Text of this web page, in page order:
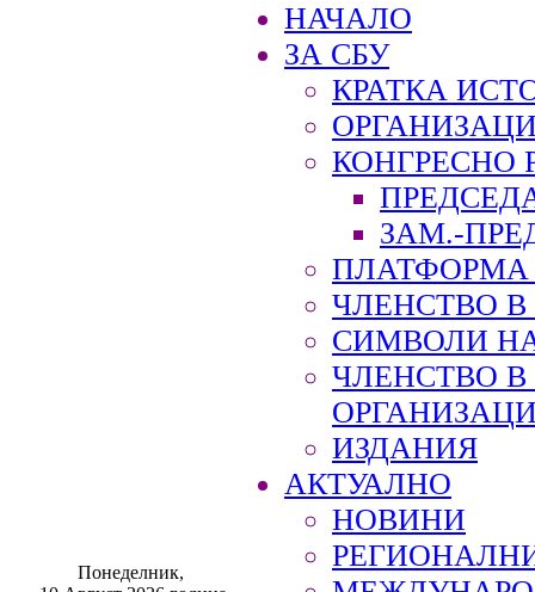
Понеделник,
НАЧАЛО
ЗА СБУ
КРАТКА
КОНГРЕСНО
ЗАМ.-
ПЛАТФОРМА
ЧЛЕНСТВО В
СИМВОЛИ
ЧЛЕНСТВО
ИЗДАНИЯ
АКТУАЛНО
НОВИНИ